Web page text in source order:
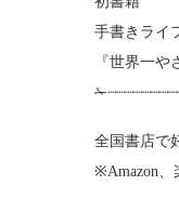
手書きライ
『世界一や
全国書店で
※Amazon、